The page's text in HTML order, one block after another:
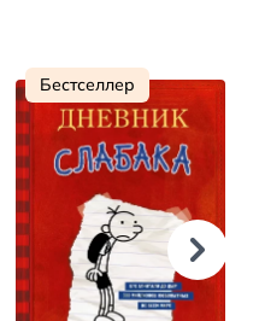
Бестселлер